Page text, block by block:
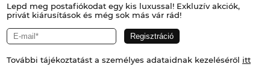
Lepd meg postafiókodat egy kis luxussal! Exkluzív akciók,
privát kiárusítások és még sok más vár rád!
További tájékoztatást a személyes adataidnak kezeléséről itt